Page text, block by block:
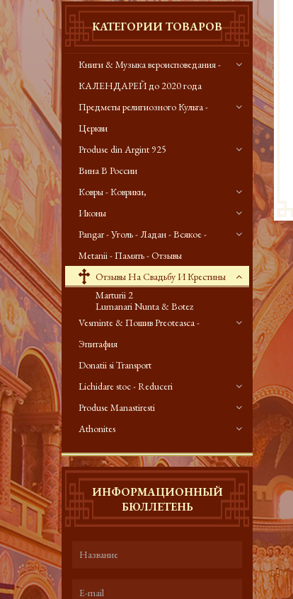
КАТЕГОРИИ ТОВАРОВ
Книги & Музыка вероисповедания -
КАЛЕНДАРЕЙ до 2020 года
Предметы религиозного Культа -
Церкви
Produse din Argint 925
Вина В России
Ковры - Коврики,
Иконы
Pangar - Уголь - Ладан - Всякое -
Metanii - Память - Отзывы
Отзывы На Свадьбу И Крестины
Marturii 2
Lumanari Nunta & Botez
Vesminte & Пошив Preoteasca -
Эпитафия
Donatii si Transport
Lichidare stoc - Reduceri
Produse Manastiresti
Athonites
ИНФОРМАЦИОННЫЙ
БЮЛЛЕТЕНЬ